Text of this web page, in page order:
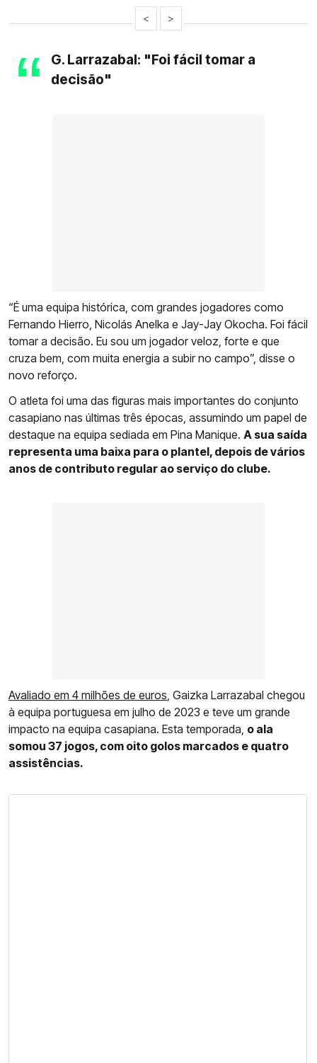
< >
G. Larrazabal: "Foi fácil tomar a
decisão"
“É uma equipa histórica, com grandes jogadores como
Fernando Hierro, Nicolás Anelka e Jay-Jay Okocha. Foi fácil
tomar a decisão. Eu sou um jogador veloz, forte e que
cruza bem, com muita energia a subir no campo”, disse o
novo reforço.
O atleta foi uma das figuras mais importantes do conjunto
casapiano nas últimas três épocas, assumindo um papel de
destaque na equipa sediada em Pina Manique. A sua saída
representa uma baixa para o plantel, depois de vários
anos de contributo regular ao serviço do clube.
Avaliado em 4 milhões de euros , Gaizka Larrazabal chegou
à equipa portuguesa em julho de 2023 e teve um grande
impacto na equipa casapiana. Esta temporada, o ala
somou 37 jogos, com oito golos marcados e quatro
assistências.